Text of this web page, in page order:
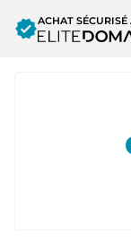
verifiedACHAT SÉCURISÉ